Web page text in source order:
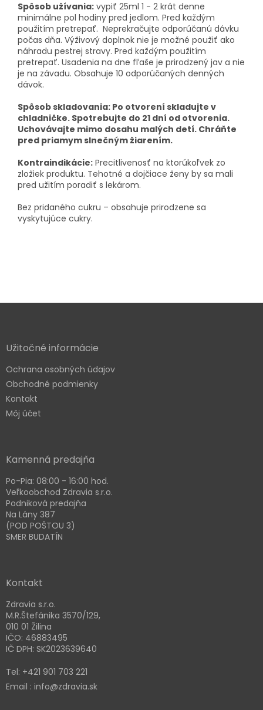
Spôsob užívania: vypiť 25ml 1 - 2 krát denne
minimálne pol hodiny pred jedlom. Pred každým
použitím pretrepať. Neprekračujte odporúčanú dávku
počas dňa. Výživový doplnok nie je možné použiť ako
náhradu pestrej stravy. Pred každým použitím
pretrepať. Usadenia na dne fľaše je prirodzený jav a nie
je na závadu. Obsahuje 10 odporúčaných denných
dávok.
Spôsob skladovania: Po otvorení skladujte v
chladničke. Spotrebujte do 21 dní od otvorenia.
Uchovávajte mimo dosahu malých detí. Chráňte
pred priamym slnečným žiarením.
Kontraindikácie: Precitlivenosť na ktorúkoľvek zo
zložiek produktu. Tehotné a dojčiace ženy by sa mali
pred užitím poradiť s lekárom.
Bez pridaného cukru – obsahuje prirodzene sa
vyskytujúce cukry.
Z
ä
e
Užitočné informácie
Ochrana osobných údajov
Obchodné podmienky
Kontakt
Môj účet
Kamenná predajňa
Po-Pia: 08:00 - 16:00 hod.
Veľkoobchod Zdravia s.r.o.
Podniková predajňa
Na Lány 387
(POD POŠTOU 3)
SMER BUDATÍN
Kontakt
Zdravia s.r.o.
M.R.Štefánika 3570/129,
010 01 Žilina
IČO: 46883495
IČ DPH: SK2023639640
Tel: +421 901 703 221
Email : info@zdravia.sk